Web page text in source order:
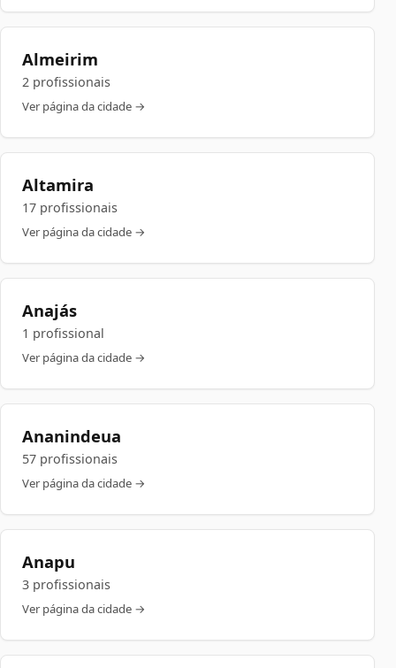
Almeirim
2 profissionais
Ver página da cidade →
Altamira
17 profissionais
Ver página da cidade →
Anajás
1 profissional
Ver página da cidade →
Ananindeua
57 profissionais
Ver página da cidade →
Anapu
3 profissionais
Ver página da cidade →